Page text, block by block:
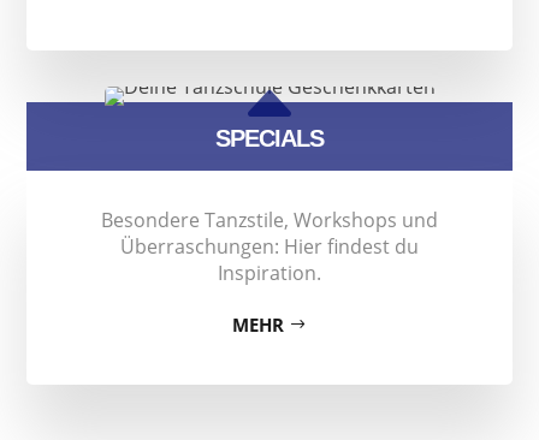
B
SPECIALS
Besondere Tanzstile, Workshops und
Überraschungen: Hier findest du
Inspiration.
MEHR